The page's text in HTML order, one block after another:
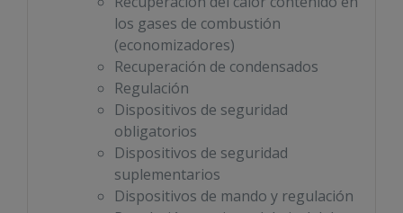
los gases de combustión
(economizadores)
Recuperación de condensados
Regulación
Dispositivos de seguridad
obligatorios
Dispositivos de seguridad
suplementarios
Dispositivos de mando y regulación